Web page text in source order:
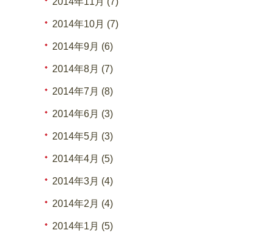
2014年10月 (7)
2014年9月 (6)
2014年8月 (7)
2014年7月 (8)
2014年6月 (3)
2014年5月 (3)
2014年4月 (5)
2014年3月 (4)
2014年2月 (4)
2014年1月 (5)